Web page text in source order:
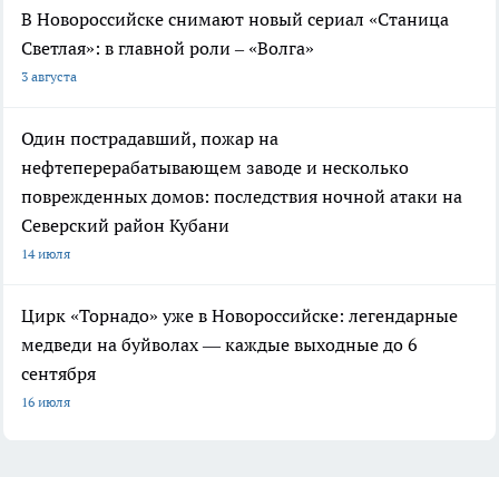
В Новороссийске снимают новый сериал «Станица
Светлая»: в главной роли – «Волга»
3 августа
Один пострадавший, пожар на
нефтеперерабатывающем заводе и несколько
поврежденных домов: последствия ночной атаки на
Северский район Кубани
14 июля
Цирк «Торнадо» уже в Новороссийске: легендарные
медведи на буйволах — каждые выходные до 6
сентября
16 июля